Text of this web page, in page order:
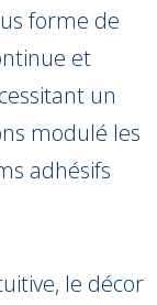
forme de
et
un
modulé les
adhésifs
le décor